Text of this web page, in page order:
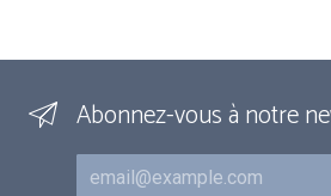
Abonnez-vous à notre
Courriel